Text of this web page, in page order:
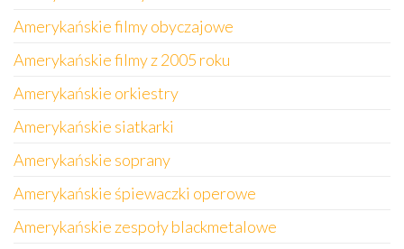
Amerykańskie filmy obyczajowe
Amerykańskie filmy z 2005 roku
Amerykańskie orkiestry
Amerykańskie siatkarki
Amerykańskie soprany
Amerykańskie śpiewaczki operowe
Amerykańskie zespoły blackmetalowe